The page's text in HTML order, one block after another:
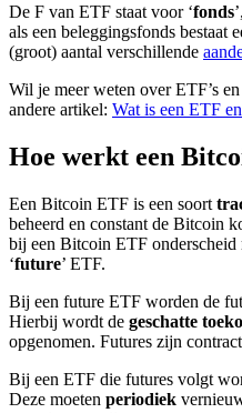
De F van ETF staat voor ‘fonds
als een beleggingsfonds bestaat
(groot) aantal verschillende
Wil je meer weten over ETF’s
andere artikel: Wat is een ETF
Hoe werkt een
Een Bitcoin ETF is een soort
beheerd en constant de Bitcoin
bij een Bitcoin ETF onderscheid
‘future’ ETF.
Bij een future ETF worden de
Hierbij wordt de geschatte
opgenomen. Futures zijn
Bij een ETF die futures volgt
Deze moeten periodiek